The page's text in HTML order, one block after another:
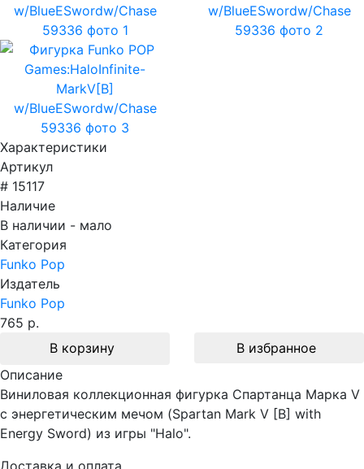
Характеристики
Артикул
# 15117
Наличие
В наличии - мало
Категория
Funko Pop
Издатель
Funko Pop
765 р.
В корзину
В избранное
Описание
Виниловая коллекционная фигурка Спартанца Марка V
с энергетическим мечом (Spartan Mark V [B] with
Energy Sword) из игры "Halo".
Доставка и оплата